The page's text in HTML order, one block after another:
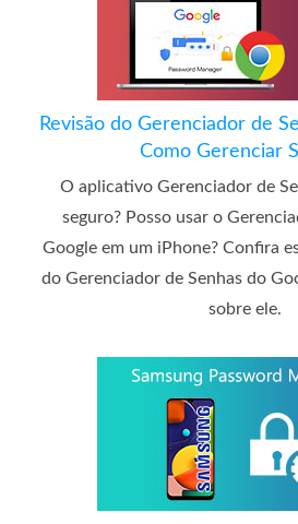
Revisão do Gerenciador de
Como Gerenciar
O aplicativo Gerenciador de
seguro? Posso usar o
Google em um iPhone? Confira
do Gerenciador de Senhas do
sobre ele.